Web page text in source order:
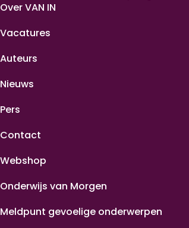
Over VAN IN
Vacatures
Auteurs
Nieuws
Pers
Contact
Webshop
Onderwijs van Morgen
Meldpunt gevoelige onderwerpen